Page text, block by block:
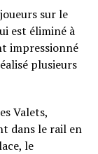
Hugues n’a
de même fini
son petit
souvenir
en peignoir !
sur le
est éliminé à
impressionné
plusieurs
Valets,
dans le rail en
le